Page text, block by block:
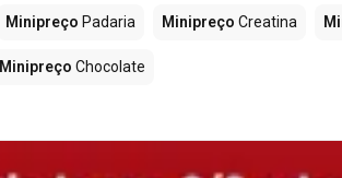
Minipreço Padaria Minipreço Creatina
Minipreço Chocolate